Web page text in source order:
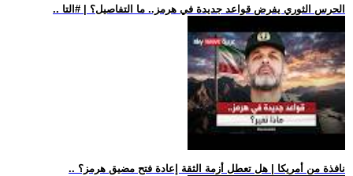
.. الحرس الثوري يفرض قواعد جديدة في هرمز.. ما التفاصيل؟ | #التا
.. نافذة من أمريكا | هل تعطل أزمة الثقة إعادة فتح مضيق هرمز؟